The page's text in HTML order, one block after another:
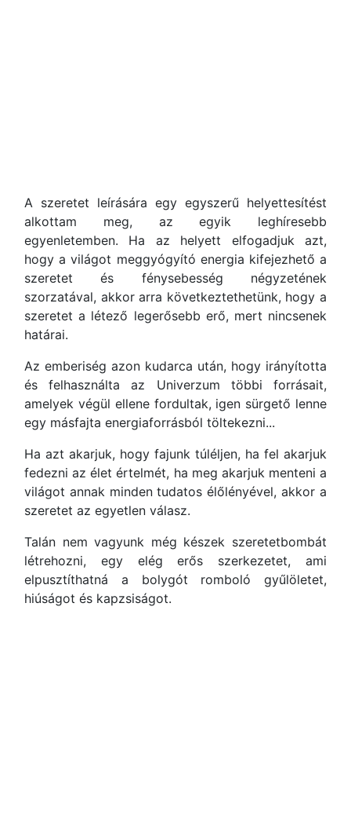
A szeretet leírására egy egyszerű helyettesítést
alkottam meg, az egyik leghíresebb
egyenletemben. Ha az helyett elfogadjuk azt,
hogy a világot meggyógyító energia kifejezhető a
szeretet és fénysebesség négyzetének
szorzatával, akkor arra következtethetünk, hogy a
szeretet a létező legerősebb erő, mert nincsenek
határai.
Az emberiség azon kudarca után, hogy irányította
és felhasználta az Univerzum többi forrásait,
amelyek végül ellene fordultak, igen sürgető lenne
egy másfajta energiaforrásból töltekezni...
Ha azt akarjuk, hogy fajunk túléljen, ha fel akarjuk
fedezni az élet értelmét, ha meg akarjuk menteni a
világot annak minden tudatos élőlényével, akkor a
szeretet az egyetlen válasz.
Talán nem vagyunk még készek szeretetbombát
létrehozni, egy elég erős szerkezetet, ami
elpusztíthatná a bolygót romboló gyűlöletet,
hiúságot és kapzsiságot.